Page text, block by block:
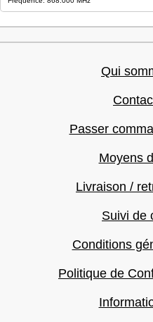
Qui
Passer
Moyens
Livraison /
Suivi de
Conditions
Politique de